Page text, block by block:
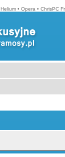
Helium • Opera • ChrisPC